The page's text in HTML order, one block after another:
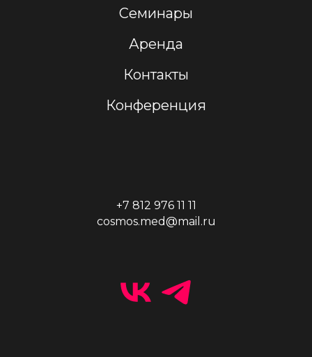
Семинары
Аренда
Контакты
Конференция
+7 812 976 11 11
cosmos.med@mail.ru